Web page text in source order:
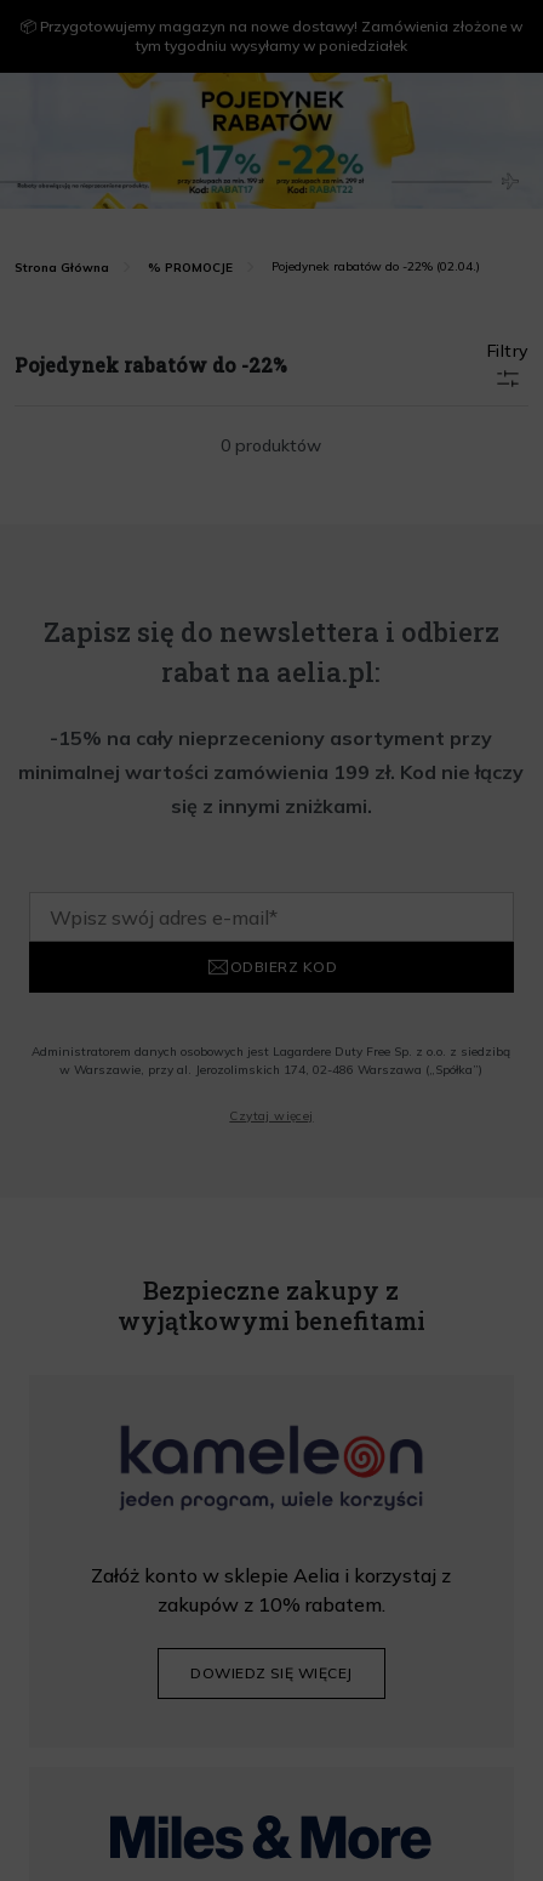
📦 Przygotowujemy magazyn na nowe dostawy! Zamówienia złożone w
tym tygodniu wysyłamy w poniedziałek
Strona Główna % PROMOCJE Pojedynek rabatów do -22% (02.04.)
Pojedynek rabatów do -22%
Filtry
0 produktów
Zapisz się do newslettera i odbierz
rabat na aelia.pl:
-15% na cały nieprzeceniony asortyment przy
minimalnej wartości zamówienia 199 zł. Kod nie łączy
się z innymi zniżkami.
ODBIERZ KOD
Administratorem danych osobowych jest Lagardere Duty Free Sp. z o.o. z siedzibą
w Warszawie, przy al. Jerozolimskich 174, 02-486 Warszawa („Spółka”)
o.o. informacji handlowych, w tym newslettera, informacji o promocjach i
Czytaj więcej
Bezpieczne zakupy z
wyjątkowymi benefitami
Załóż konto w sklepie Aelia i korzystaj z
zakupów z 10% rabatem.
DOWIEDZ SIĘ WIĘCEJ